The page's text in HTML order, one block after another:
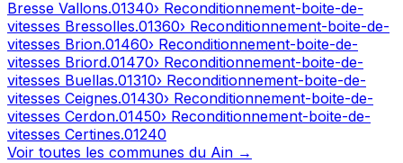
Bresse Vallons.01340› Reconditionnement-boite-de-
vitesses Bressolles.01360› Reconditionnement-boite-de-
vitesses Brion.01460› Reconditionnement-boite-de-
vitesses Briord.01470› Reconditionnement-boite-de-
vitesses Buellas.01310› Reconditionnement-boite-de-
vitesses Ceignes.01430› Reconditionnement-boite-de-
vitesses Cerdon.01450› Reconditionnement-boite-de-
vitesses Certines.01240
Voir toutes les communes du Ain →